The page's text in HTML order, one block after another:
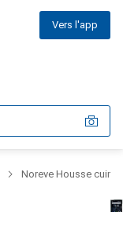
Vers l'app
Noreve Housse cuir